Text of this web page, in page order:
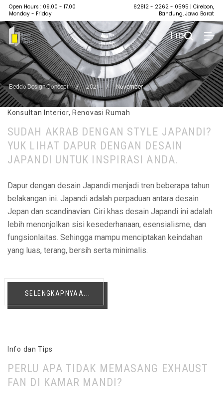
Open Hours : 09.00 - 17.00
Monday - Friday
62812 - 2262 - 0595 | Cirebon,
Bandung, Jawa Barat
| ID
Beddo Design Concept / 2021 / November
Konsultan Interior, Renovasi Rumah
SUDAH AKRAB DENGAN STYLE JAPANDI?
YUK LIHAT DAPUR DENGAN DESAIN
JAPANDI UNTUK INSPIRASI ANDA.
Dapur dengan desain Japandi menjadi tren beberapa tahun
belakangan ini. Japandi adalah perpaduan antara desain
Jepan dan scandinavian. Ciri khas desain Japandi ini adalah
lebih menonjolkan sisi kesederhanaan, esensialisme, dan
fungsionlaitas. Sehingga mampu menciptakan keindahan
yang luas, terang, bersih serta minimalis.
SELENGKAPNYAA...
Info dan Tips
PERLU APA TIDAK MEMASANG EXHAUST
FAN DI KAMAR MANDI?